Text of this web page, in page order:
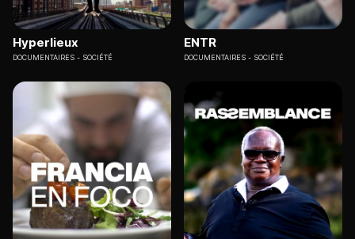
Hyperlieux
DOCUMENTAIRES SOCIÉTÉ
ENTR
DOCUMENTAIRES SOCIÉTÉ